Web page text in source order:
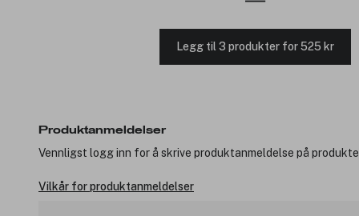
Legg til 3 produkter for 525 kr
Produktanmeldelser
Vennligst logg inn for å skrive produktanmeldelse på
Vilkår for produktanmeldelser